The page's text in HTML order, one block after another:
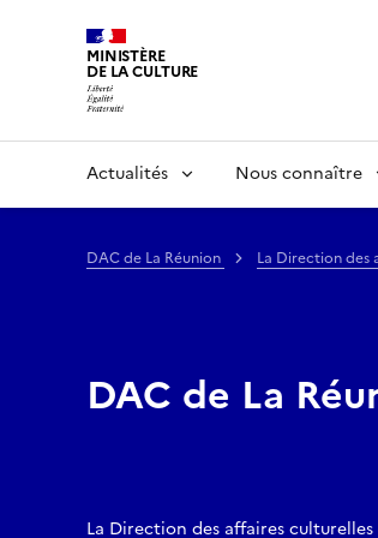
MINISTÈRE
DE LA CULTURE
Actualités Nous connaître
DAC de La Réunion La Direction des
DAC de La
La Direction des affaires culturelles